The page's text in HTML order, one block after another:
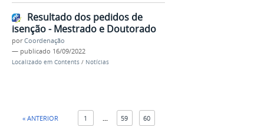
Resultado dos pedidos de
isenção - Mestrado e Doutorado
porCoordenação
— publicado 16/09/2022
Localizado em Contents / Notícias
« ANTERIOR 1 59 60